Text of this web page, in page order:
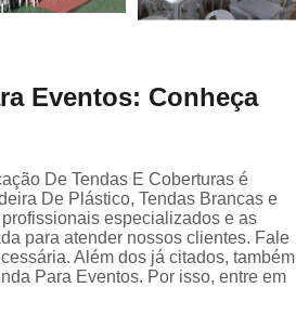
Eventos: Conheça
De Tendas E Coberturas é
De Plástico, Tendas Brancas e
especializados e as
para atender nossos clientes. Fale
Além dos já citados, também
Para Eventos. Por isso, entre em